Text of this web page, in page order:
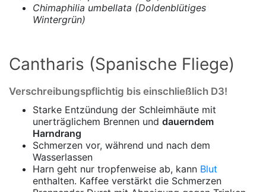
Chimaphilia umbellata (Doldenblütiges
Wintergrün)
Cantharis (Spanische Fliege)
Verschreibungspflichtig bis einschließlich D3!
Starke Entzündung der Schleimhäute mit
unerträglichem Brennen und dauerndem
Harndrang
Schmerzen vor, während und nach dem
Wasserlassen
Harn geht nur tropfenweise ab, kann Blut
enthalten. Kaffee verstärkt die Schmerzen